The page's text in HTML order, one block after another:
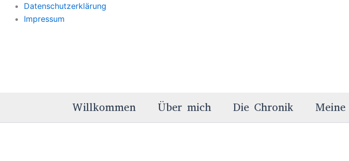
Datenschutzerklärung
Impressum
Willkommen Über mich Die Chronik